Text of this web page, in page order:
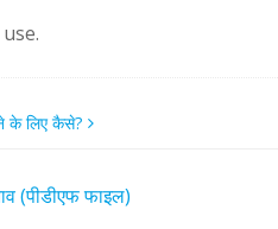
के लिए कैसे?
(पीडीएफ फाइल)